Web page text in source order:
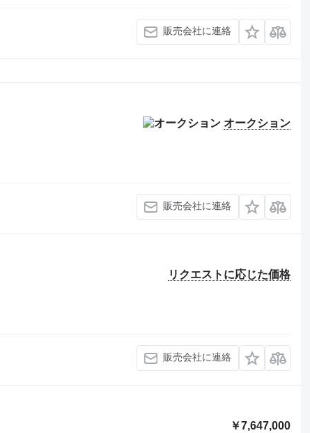
販売会社に連絡
オークション
販売会社に連絡
リクエストに応じた価格
販売会社に連絡
￥7,647,000